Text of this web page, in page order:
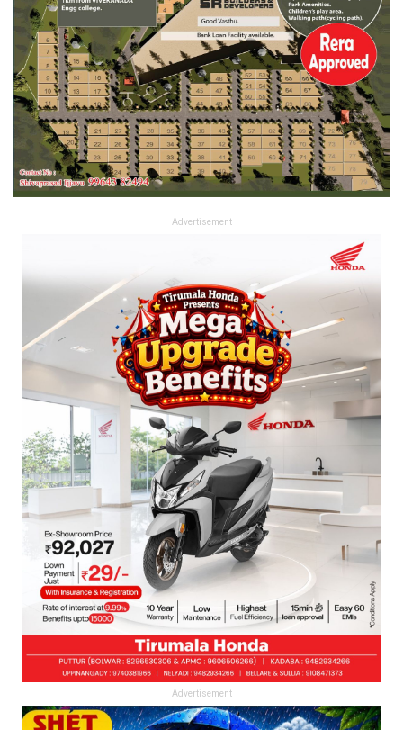
Advertisement
Advertisement